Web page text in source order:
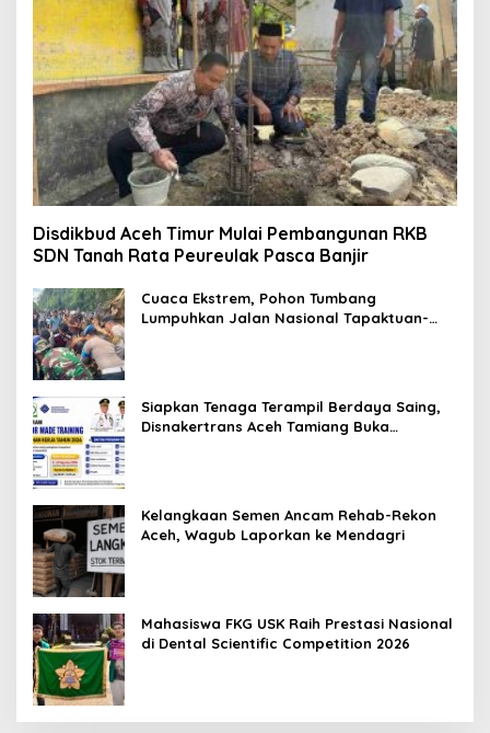
Disdikbud Aceh Timur Mulai Pembangunan RKB
SDN Tanah Rata Peureulak Pasca Banjir
Cuaca Ekstrem, Pohon Tumbang
Lumpuhkan Jalan Nasional Tapaktuan-
Siapkan Tenaga Terampil Berdaya Saing,
Disnakertrans Aceh Tamiang Buka
Kelangkaan Semen Ancam Rehab-Rekon
Aceh, Wagub Laporkan ke Mendagri
Mahasiswa FKG USK Raih Prestasi Nasional
di Dental Scientific Competition 2026